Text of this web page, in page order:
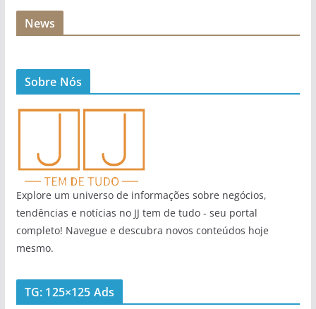
News
Sobre Nós
Explore um universo de informações sobre negócios,
tendências e notícias no JJ tem de tudo - seu portal
completo! Navegue e descubra novos conteúdos hoje
mesmo.
TG: 125×125 Ads